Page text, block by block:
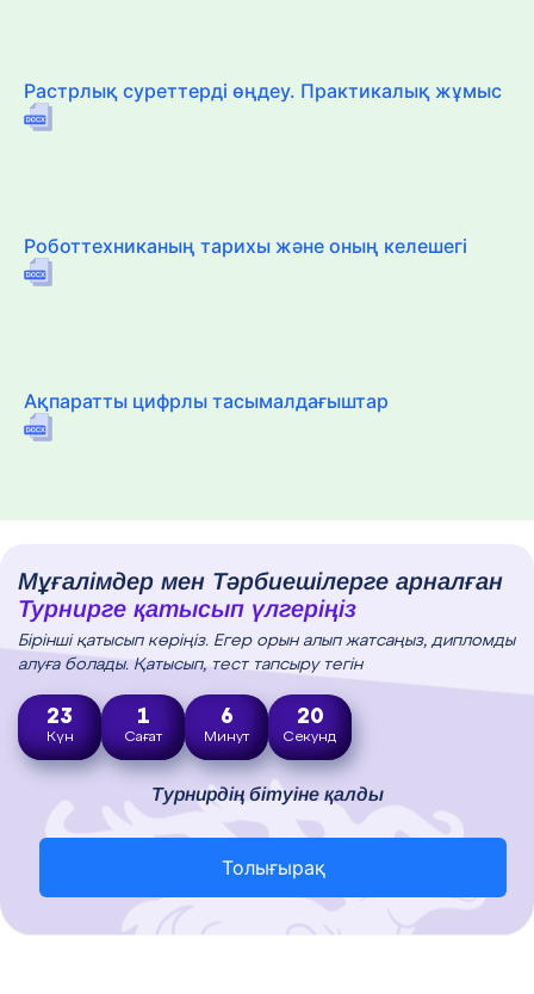
Растрлық суреттерді өңдеу. Практикалық жұмыс
Роботтехниканың тарихы және оның келешегі
Ақпаратты цифрлы тасымалдағыштар
Мұғалімдер мен Тәрбиешілерге арналған
Турнирге қатысып үлгеріңіз
Бірінші қатысып көріңіз. Егер орын алып жатсаңыз, дипломды
алуға болады. Қатысып, тест тапсыру тегін
23
Күн
1
Сағат
6
Минут
18
Секунд
Турнирдің бітуіне қалды
Толығырақ